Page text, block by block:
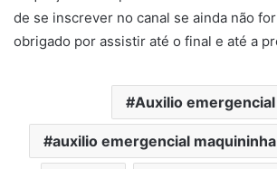
de se inscrever no canal se ainda não
obrigado por assistir até o final e até a
Auxilio emergencial
auxilio emergencial maquininha